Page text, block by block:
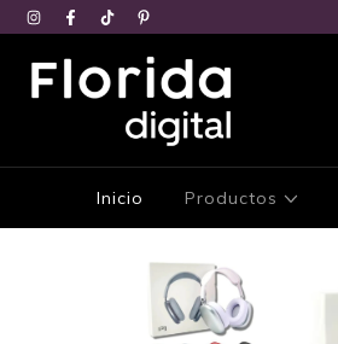
Inicio Productos